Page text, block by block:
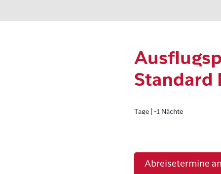
Standard
Tage | -1 Nächte
Abreisetermine